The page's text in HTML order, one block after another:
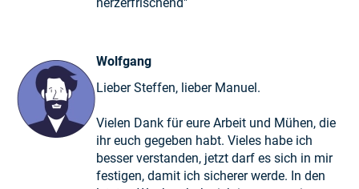
Wolfgang
Lieber Steffen, lieber Manuel.
Vielen Dank für eure Arbeit und Mühen, die
ihr euch gegeben habt. Vieles habe ich
besser verstanden, jetzt darf es sich in mir
festigen, damit ich sicherer werde. In den